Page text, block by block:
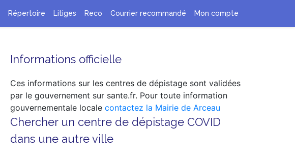
Répertoire Litiges Reco Courrier recommandé Mon compte
Informations officielle
Ces informations sur les centres de dépistage sont validées
par le gouvernement sur sante.fr. Pour toute information
gouvernementale localecontactez la Mairie de Arceau
Chercher un centre de dépistage COVID
dans une autre ville